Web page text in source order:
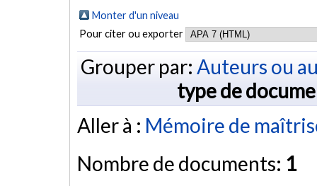
Monter d'un niveau
Pour citer ou exporter
Grouper par: Auteurs ou
type de
Aller à : Mémoire de
Nombre de documents: 1